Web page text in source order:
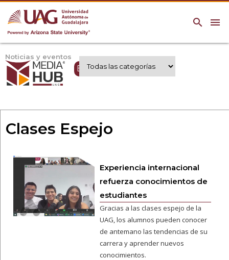
menu
search
Noticias y eventos
Expertos UAG
Clases Espejo
Experiencia internacional
refuerza conocimientos de
estudiantes
Gracias a las clases espejo de la
UAG, los alumnos pueden conocer
de antemano las tendencias de su
carrera y aprender nuevos
conocimientos.